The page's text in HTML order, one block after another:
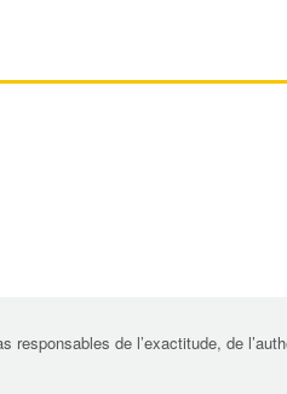
responsables de l’exactitude, de